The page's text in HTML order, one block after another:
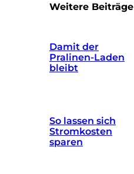
Weitere Beiträge
Damit der
Pralinen-Laden
bleibt
So lassen sich
Stromkosten
sparen